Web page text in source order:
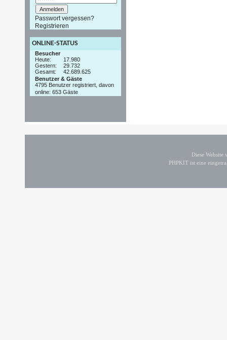
Passwort vergessen?
Registrieren
ONLINE-STATUS
Besucher
Heute:
17.980
Gestern:
29.732
Gesamt:
42.689.625
Benutzer & Gäste
4795 Benutzer registriert, davon
online: 653 Gäste
Diese
PHPKIT ist eine